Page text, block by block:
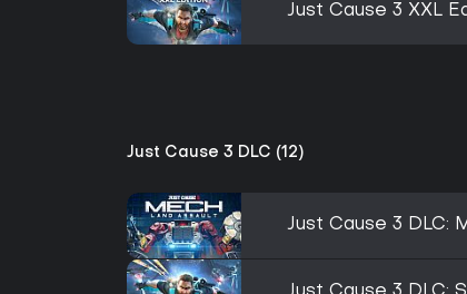
Just Cause 3 XXL
Just Cause 3 DLC (12)
Just Cause 3 DLC: